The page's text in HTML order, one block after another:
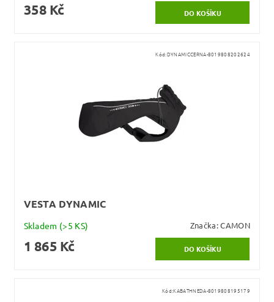
358 Kč
Kód:DYNAMICCERNA-8019808202624
VESTA DYNAMIC
Skladem (>5 KS) Značka:CAMON
1 865 Kč
Kód:KABATHNEDA-8019808195179